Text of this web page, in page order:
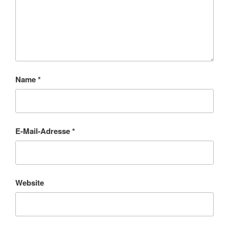
Name*
E-Mail-Adresse*
Website